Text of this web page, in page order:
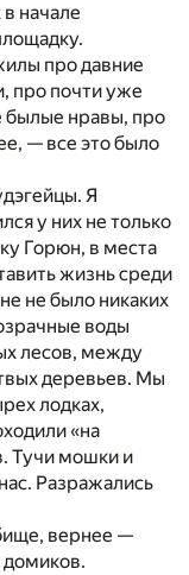
начале
про давние
про почти уже
былые нравы, про
— все это было
Я
у них не только
Горюн, в места
жизнь среди
не было никаких
воды
лесов, между
деревьев. Мы
лодках,
«на
Тучи мошки и
Разражались
вернее —
домиков.